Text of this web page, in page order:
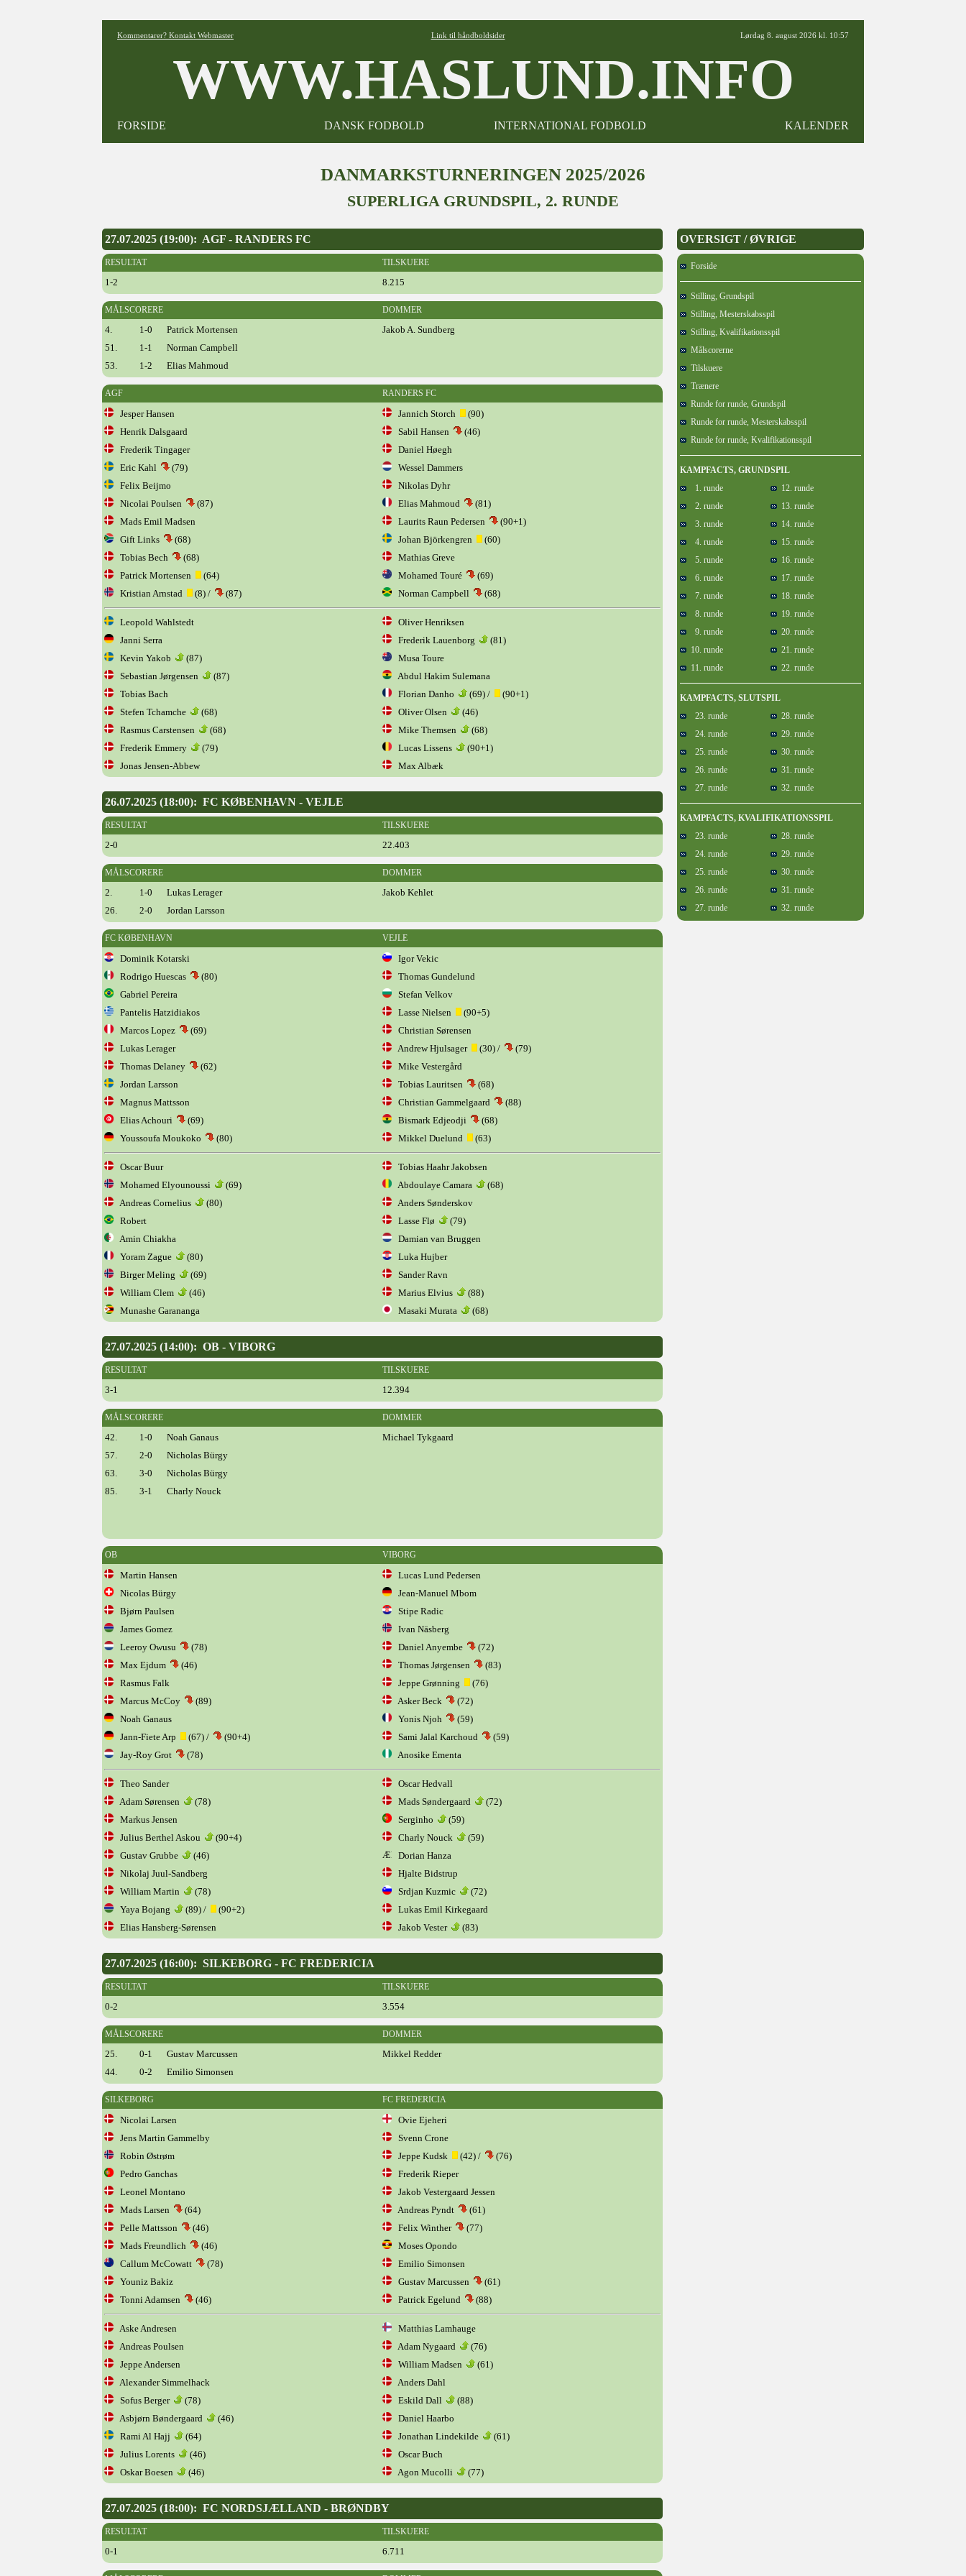
Kommentarer? Kontakt Webmaster Link til håndboldsider Lørdag 8. august 2026 kl. 10:57
WWW.HASLUND.INFO
FORSIDE DANSK FODBOLD INTERNATIONAL FODBOLD KALENDER
DANMARKSTURNERINGEN 2025/2026
SUPERLIGA GRUNDSPIL, 2. RUNDE
27.07.2025 (19:00): AGF - RANDERS FC
RESULTAT TILSKUERE
1-2 8.215
MÅLSCORERE DOMMER
4. 1-0 Patrick Mortensen
Jakob A. Sundberg
51.
1-1
Norman Campbell
53.
1-2 Elias Mahmoud
AGF RANDERS FC
Jesper Hansen Jannich Storch
(90)
Henrik Dalsgaard
Sabil Hansen
(46)
Frederik Tingager
Daniel Høegh
Eric Kahl
(79)
Wessel Dammers
Felix Beijmo
Nikolas Dyhr
Nicolai Poulsen
(87) Elias Mahmoud
(81)
Mads Emil Madsen
Laurits Raun Pedersen
(90+1)
Gift Links
(68) Johan Björkengren
(60)
Tobias Bech
(68)
Mathias Greve
Patrick Mortensen
(64) Mohamed Touré
(69)
Kristian Arnstad
(8) / (87) Norman Campbell (68)
Leopold Wahlstedt
Oliver Henriksen
Janni Serra
Frederik Lauenborg
(81)
Kevin Yakob
(87)
Musa Toure
Sebastian Jørgensen
(87)
Abdul Hakim Sulemana
Tobias Bach
Florian Danho (69) /
(90+1)
Stefen Tchamche
(68) Oliver Olsen
(46)
Rasmus Carstensen
(68) Mike Themsen
(68)
Frederik Emmery
(79) Lucas Lissens
(90+1)
Jonas Jensen-Abbew
Max Albæk
26.07.2025 (18:00): FC KØBENHAVN - VEJLE
RESULTAT TILSKUERE
2-0 22.403
MÅLSCORERE DOMMER
2. 1-0 Lukas Lerager
Jakob Kehlet
26.
2-0 Jordan Larsson
FC KØBENHAVN VEJLE
Dominik Kotarski
Igor Vekic
Rodrigo Huescas
(80)
Thomas Gundelund
Gabriel Pereira
Stefan Velkov
Pantelis Hatzidiakos
Lasse Nielsen
(90+5)
Marcos Lopez
(69)
Christian Sørensen
Lukas Lerager
Andrew Hjulsager (30) /
(79)
Thomas Delaney
(62)
Mike Vestergård
Jordan Larsson
Tobias Lauritsen
(68)
Magnus Mattsson
Christian Gammelgaard
(88)
Elias Achouri
(69) Bismark Edjeodji
(68)
Youssoufa Moukoko
(80) Mikkel Duelund (63)
Oscar Buur
Tobias Haahr Jakobsen
Mohamed Elyounoussi
(69) Abdoulaye Camara
(68)
Andreas Cornelius
(80)
Anders Sønderskov
Robert
Lasse Flø
(79)
Amin Chiakha
Damian van Bruggen
Yoram Zague
(80)
Luka Hujber
Birger Meling
(69)
Sander Ravn
William Clem
(46) Marius Elvius
(88)
Munashe Garananga
Masaki Murata (68)
27.07.2025 (14:00): OB - VIBORG
RESULTAT TILSKUERE
3-1 12.394
MÅLSCORERE DOMMER
42. 1-0 Noah Ganaus
Michael Tykgaard
57.
2-0
Nicholas Bürgy
63.
3-0
Nicholas Bürgy
85.
3-1 Charly Nouck
OB VIBORG
Martin Hansen
Lucas Lund Pedersen
Nicolas Bürgy
Jean-Manuel Mbom
Bjørn Paulsen
Stipe Radic
James Gomez
Ivan Näsberg
Leeroy Owusu
(78) Daniel Anyembe
(72)
Max Ejdum
(46) Thomas Jørgensen
(83)
Rasmus Falk
Jeppe Grønning
(76)
Marcus McCoy
(89) Asker Beck
(72)
Noah Ganaus
Yonis Njoh
(59)
Jann-Fiete Arp
(67) / (90+4) Sami Jalal Karchoud
(59)
Jay-Roy Grot
(78) Anosike Ementa
Theo Sander
Oscar Hedvall
Adam Sørensen
(78) Mads Søndergaard
(72)
Markus Jensen
Serginho
(59)
Julius Berthel Askou
(90+4) Charly Nouck
(59)
Gustav Grubbe
(46)
Dorian Hanza
Nikolaj Juul-Sandberg
Hjalte Bidstrup
William Martin
(78) Srdjan Kuzmic
(72)
Yaya Bojang
(89) / (90+2)
Lukas Emil Kirkegaard
Elias Hansberg-Sørensen
Jakob Vester (83)
27.07.2025 (16:00): SILKEBORG - FC FREDERICIA
RESULTAT TILSKUERE
0-2 3.554
MÅLSCORERE DOMMER
25. 0-1 Gustav Marcussen
Mikkel Redder
44.
0-2 Emilio Simonsen
SILKEBORG FC FREDERICIA
Nicolai Larsen
Ovie Ejeheri
Jens Martin Gammelby
Svenn Crone
Robin Østrøm
Jeppe Kudsk (42) /
(76)
Pedro Ganchas
Frederik Rieper
Leonel Montano
Jakob Vestergaard Jessen
Mads Larsen
(64) Andreas Pyndt
(61)
Pelle Mattsson
(46) Felix Winther
(77)
Mads Freundlich
(46)
Moses Opondo
Callum McCowatt
(78)
Emilio Simonsen
Youniz Bakiz
Gustav Marcussen
(61)
Tonni Adamsen
(46) Patrick Egelund (88)
Aske Andresen
Matthias Lamhauge
Andreas Poulsen
Adam Nygaard
(76)
Jeppe Andersen
William Madsen
(61)
Alexander Simmelhack
Anders Dahl
Sofus Berger
(78) Eskild Dall
(88)
Asbjørn Bøndergaard
(46)
Daniel Haarbo
Rami Al Hajj
(64) Jonathan Lindekilde
(61)
Julius Lorents
(46)
Oscar Buch
Oskar Boesen
(46) Agon Mucolli (77)
27.07.2025 (18:00): FC NORDSJÆLLAND - BRØNDBY
RESULTAT TILSKUERE
0-1 6.711
OVERSIGT / ØVRIGE
Forside
Stilling, Grundspil
Stilling, Mesterskabsspil
Stilling, Kvalifikationsspil
Målscorerne
Tilskuere
Trænere
Runde for runde, Grundspil
Runde for runde, Mesterskabsspil
Runde for runde, Kvalifikationsspil
KAMPFACTS, GRUNDSPIL
1. runde
12. runde
2. runde
13. runde
3. runde
14. runde
4. runde
15. runde
5. runde
16. runde
6. runde
17. runde
7. runde
18. runde
8. runde
19. runde
9. runde
20. runde
10. runde
21. runde
11. runde
22. runde
KAMPFACTS, SLUTSPIL
23. runde
28. runde
24. runde
29. runde
25. runde
30. runde
26. runde
31. runde
27. runde
32. runde
KAMPFACTS, KVALIFIKATIONSSPIL
23. runde
28. runde
24. runde
29. runde
25. runde
30. runde
26. runde
31. runde
27. runde
32. runde